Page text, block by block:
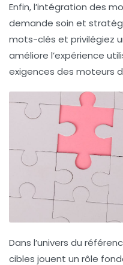
Enfin, l’intégration des
demande soin et
mots-clés et privilégiez
améliore l’expérience
exigences des moteurs
Dans l’univers du
cibles jouent un rôle